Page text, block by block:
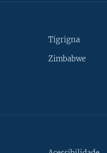
Tigrigna
Zimbabwe